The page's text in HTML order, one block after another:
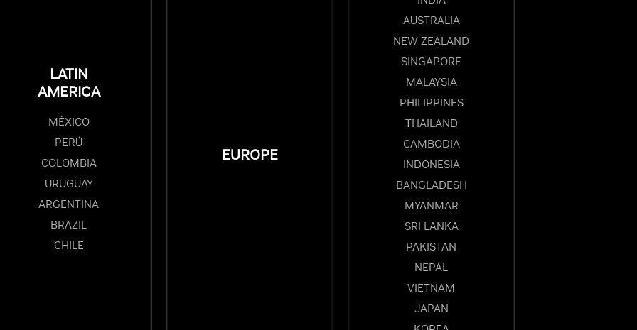
LATIN
AMERICA
MÉXICO
PERÚ
COLOMBIA
URUGUAY
ARGENTINA
BRAZIL
CHILE
EUROPE
AUSTRALIA
NEW ZEALAND
SINGAPORE
MALAYSIA
PHILIPPINES
THAILAND
CAMBODIA
INDONESIA
BANGLADESH
MYANMAR
SRI LANKA
PAKISTAN
NEPAL
VIETNAM
JAPAN